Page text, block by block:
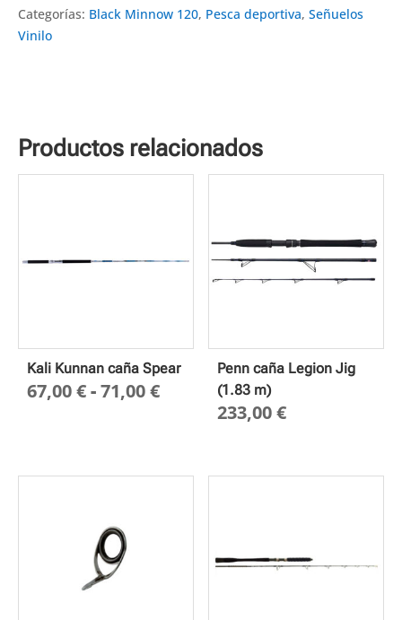
Categorías: Black Minnow 120, Pesca deportiva, Señuelos
Vinilo
Productos relacionados
Kali Kunnan caña Spear
67,00€-71,00€Rango
67,00 €
Penn caña Legion Jig
(1.83 m)
233,00€